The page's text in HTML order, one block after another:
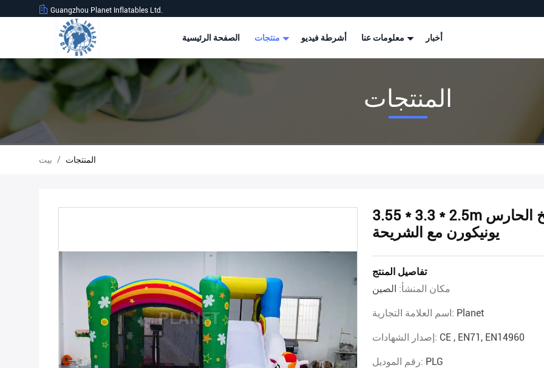
Guangzhou Planet Inflatables Ltd.
الصفحة الرئيسية أشرطة فيديو أخبار
المنتجات
بيت / المنتجات
3.55 * 3.3 * 2.5m ألعاب رياضية قابلة للنفخ / نفخ الحارس
يونيكورن مع الشريحة
تفاصيل المنتج
مكان المنشأ: الصين
اسم العلامة التجارية: Planet
إصدار الشهادات: CE , EN71, EN14960
رقم الموديل: PLG